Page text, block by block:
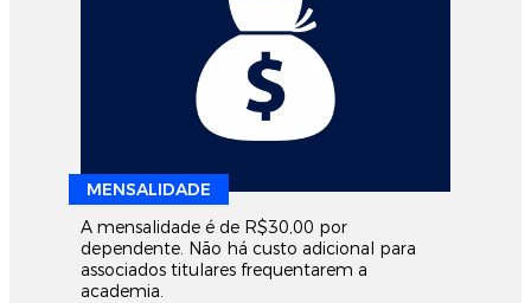
MENSALIDADE
A mensalidade é de R$30,00 por
dependente. Não há custo adicional para
associados titulares frequentarem a
academia.